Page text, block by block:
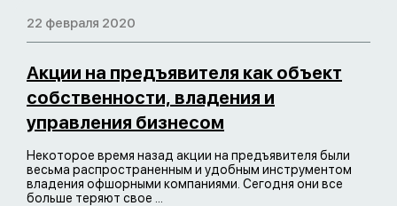
22 февраля 2020
Акции на предъявителя как объект
собственности, владения и
управления бизнесом
Некоторое время назад акции на предъявителя были
весьма распространенным и удобным инструментом
владения офшорными компаниями. Сегодня они все
больше теряют свое ...